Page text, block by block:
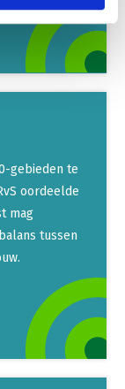
gebieden te
oordeelde
mag
tussen